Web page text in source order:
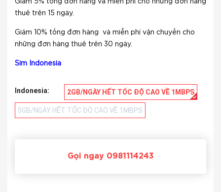
Giảm 5% tổng đơn hàng và miễn phí cho những đơn hàng
thuê trên 15 ngày.
Giảm 10% tổng đơn hàng và miễn phí vận chuyển cho
những đơn hàng thuê trên 30 ngày.
Sim Indonesia
Indonesia: 2GB/NGÀY HẾT TỐC ĐỘ CAO VỀ 1MBPS
5GB/NGÀY HẾT TỐC ĐỘ CAO VỀ 1MBPS
Gọi ngay 0981114243